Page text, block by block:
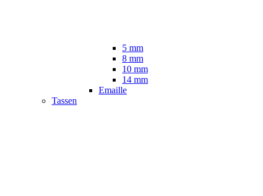
5 mm
8 mm
10 mm
14 mm
Emaille
Tassen